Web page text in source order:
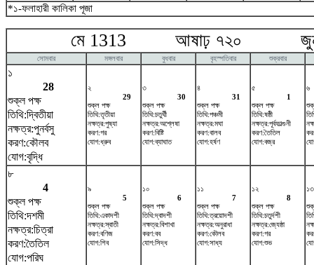
*১-ফলাহারী কালিকা পূজা
মে 1313 আষাঢ় ৭২০ জুন
সোমবার মঙ্গলবার বুধবার বৃহস্পতিবার শুক্রবার
১
28
শুক্ল পক্ষ
তিথি:দ্বিতীয়া
নক্ষত্র:পুনর্বসু
করণ:কৌলব
যোগ:বৃদ্ধি
২
29
শুক্ল পক্ষ
তিথি:তৃতীয়া
নক্ষত্র:পুষ্যা
করণ:গর
যোগ:ধ্রুব
৩
30
শুক্ল পক্ষ
তিথি:চতুর্থী
নক্ষত্র:অশ্লেষা
করণ:বিষ্টি
যোগ:ব্যাঘাত
৪
31
শুক্ল পক্ষ
তিথি:পঞ্চমী
নক্ষত্র:মঘা
করণ:বালব
যোগ:হর্ষণ
৫
1
শুক্ল পক্ষ
তিথি:ষষ্ঠী
নক্ষত্র:পূর্বফাল্গুনী
করণ:তৈতিল
যোগ:বজ্র
৬
৮
4
শুক্ল পক্ষ
তিথি:দশমী
নক্ষত্র:চিত্রা
করণ:তৈতিল
যোগ:পরিঘ
৯
5
শুক্ল পক্ষ
তিথি:একাদশী
নক্ষত্র:স্বাতী
করণ:বণিজ
যোগ:শিব
১০
6
শুক্ল পক্ষ
তিথি:দ্বাদশী
নক্ষত্র:বিশাখা
করণ:বব
যোগ:সিদ্ধ
১১
7
শুক্ল পক্ষ
তিথি:ত্রয়োদশী
নক্ষত্র:অনুরাধা
করণ:কৌলব
যোগ:সাধ্য
১২
8
শুক্ল পক্ষ
তিথি:চতুর্দশী
নক্ষত্র:জ্যেষ্ঠা
করণ:গর
যোগ:শুভ
১৩